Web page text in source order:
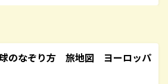
のなぞり方 旅地図 ヨーロッパ